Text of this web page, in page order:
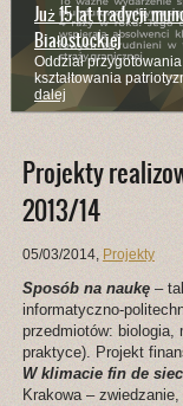
Już 15 lat tradycji
Białostockiej
Oddział
kształtowania
dalej
Projekty
2013/14
05/03/2014, Projekty
Sposób na naukę–
informatyczno-
przedmiotów: biologia,
praktyce). Projekt
W klimacie fin de
Krakowa –